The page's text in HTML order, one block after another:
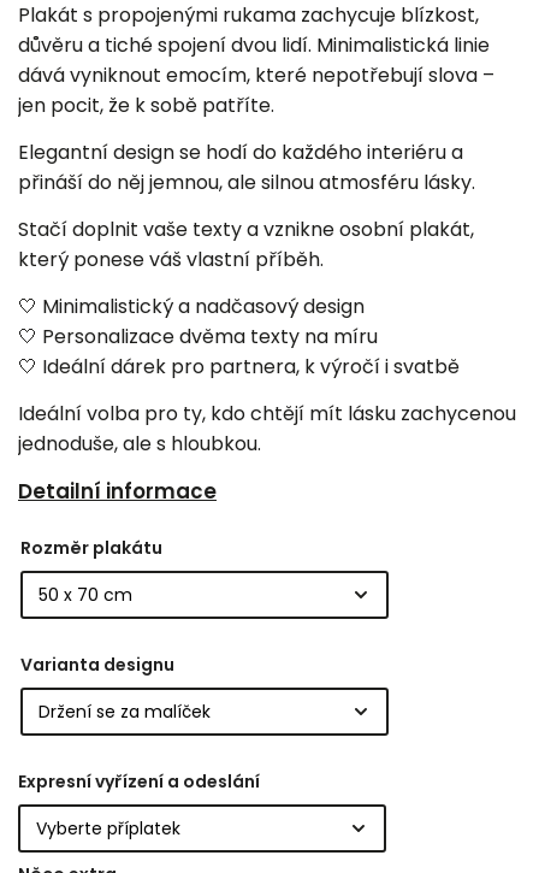
Plakát s propojenými rukama zachycuje blízkost,
důvěru a tiché spojení dvou lidí. Minimalistická linie
dává vyniknout emocím, které nepotřebují slova –
jen pocit, že k sobě patříte.
Elegantní design se hodí do každého interiéru a
přináší do něj jemnou, ale silnou atmosféru lásky.
Stačí doplnit vaše texty a vznikne osobní plakát,
který ponese váš vlastní příběh.
🤍 Minimalistický a nadčasový design
🤍 Personalizace dvěma texty na míru
🤍 Ideální dárek pro partnera, k výročí i svatbě
Ideální volba pro ty, kdo chtějí mít lásku zachycenou
jednoduše, ale s hloubkou.
Detailní informace
Rozměr plakátu
Varianta designu
Expresní vyřízení a odeslání